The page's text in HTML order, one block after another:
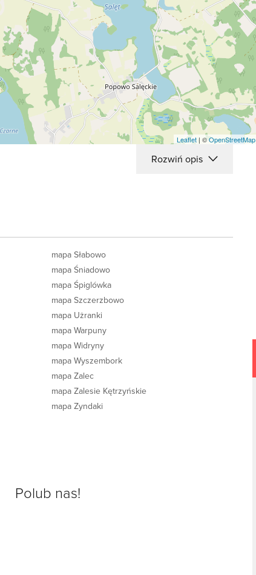
Leaflet | ©OpenStreetMap
Rozwiń opis
mapa Słabowo
mapa Śniadowo
mapa Śpiglówka
mapa Szczerzbowo
mapa Użranki
mapa Warpuny
mapa Widryny
mapa Wyszembork
mapa Zalec
mapa Zalesie Kętrzyńskie
mapa Zyndaki
Polub nas!